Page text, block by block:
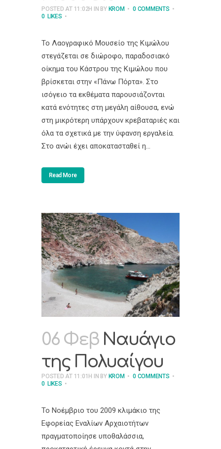
POSTED AT 11:02H IN BY KROM
0 COMMENTS
0 LIKES
Το Λαογραφικό Μουσείο της Κιμώλου
στεγάζεται σε διώροφο, παραδοσιακό
οίκημα του Κάστρου της Κιμώλου που
βρίσκεται στην «Πάνω Πόρτα». Στο
ισόγειο τα εκθέματα παρουσιάζονται
κατά ενότητες στη μεγάλη αίθουσα, ενώ
στη μικρότερη υπάρχουν κρεβαταριές και
όλα τα σχετικά με την ύφανση εργαλεία.
Στο ανώι έχει αποκατασταθεί η...
Read More
06 Φεβ Ναυάγιο
της Πολυαίγου
POSTED AT 11:01H IN BY KROM
0 COMMENTS
0 LIKES
Το Νοέμβριο του 2009 κλιμάκιο της
Εφορείας Εναλίων Αρχαιοτήτων
πραγματοποίησε υποθαλάσσια,